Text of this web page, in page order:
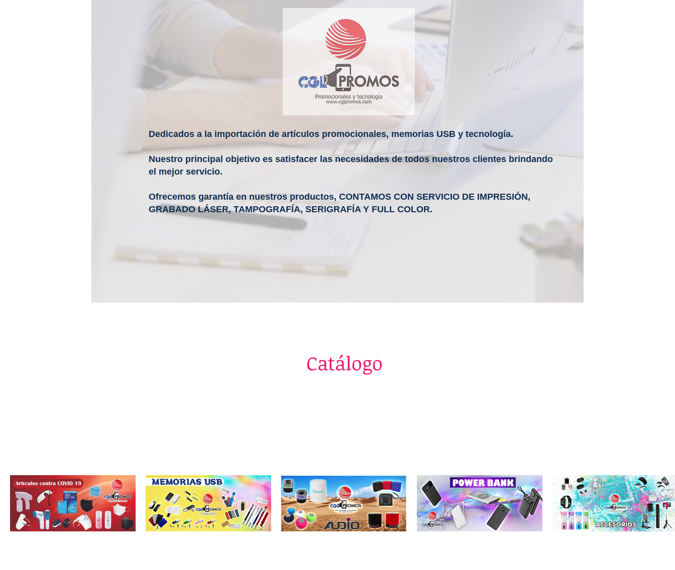
Dedicados a la importación de artículos promocionales, memorias USB y tecnología.
Nuestro principal objetivo es satisfacer las necesidades de todos nuestros clientes brindando
el mejor servicio.
Ofrecemos garantía en nuestros productos, CONTAMOS CON SERVICIO DE IMPRESIÓN,
GRABADO LÁSER, TAMPOGRAFÍA, SERIGRAFÍA Y FULL COLOR.
Catálogo